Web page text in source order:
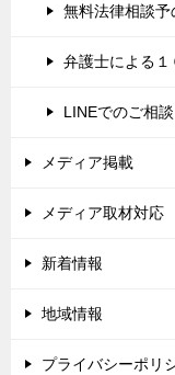
無料法律相談予
弁護士による
LINEでのご相
メディア掲載
メディア取材対応
新着情報
地域情報
プライバシーポリ